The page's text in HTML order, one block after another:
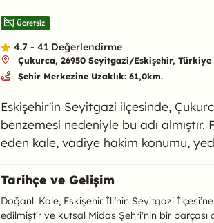
Eskişehir'in Seyitgazi ilçesinde,
benzemesi nedeniyle bu adı
eden kale, vadiye hakim konumu,
Ücretsiz
4.7 - 41 Değerlendirme
Çukurca, 26950 Seyitgazi/Eskişehir, Türkiye
Şehir Merkezine Uzaklık: 61,0km.
Doğanlı Kale
Tarihçe ve Gelişim
Doğanlı Kale, Eskişehir İli’nin Seyitgazi
edilmiştir ve kutsal Midas Şehri'nin bir